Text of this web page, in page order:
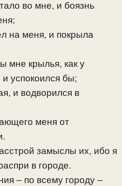
во мне, и боязнь
на меня, и покрыла
мне крылья, как у
и успокоился бы;
и водворился в
меня от
замыслы их, ибо я
в городе.
– по всему городу –